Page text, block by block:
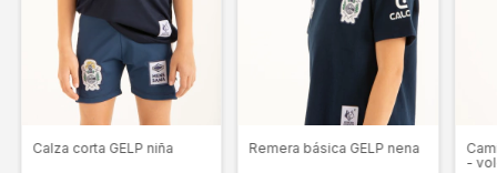
Calza corta GELP niña Remera básica GELP nena
-